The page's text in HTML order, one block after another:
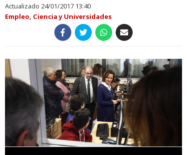
Actualizado 24/01/2017 13:40
Empleo, Ciencia y Universidades